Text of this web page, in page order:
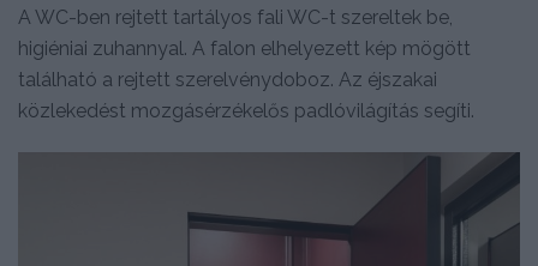
A WC-ben rejtett tartályos fali WC-t szereltek be,
higiéniai zuhannyal. A falon elhelyezett kép mögött
található a rejtett szerelvénydoboz. Az éjszakai
közlekedést mozgásérzékelős padlóvilágítás segíti.